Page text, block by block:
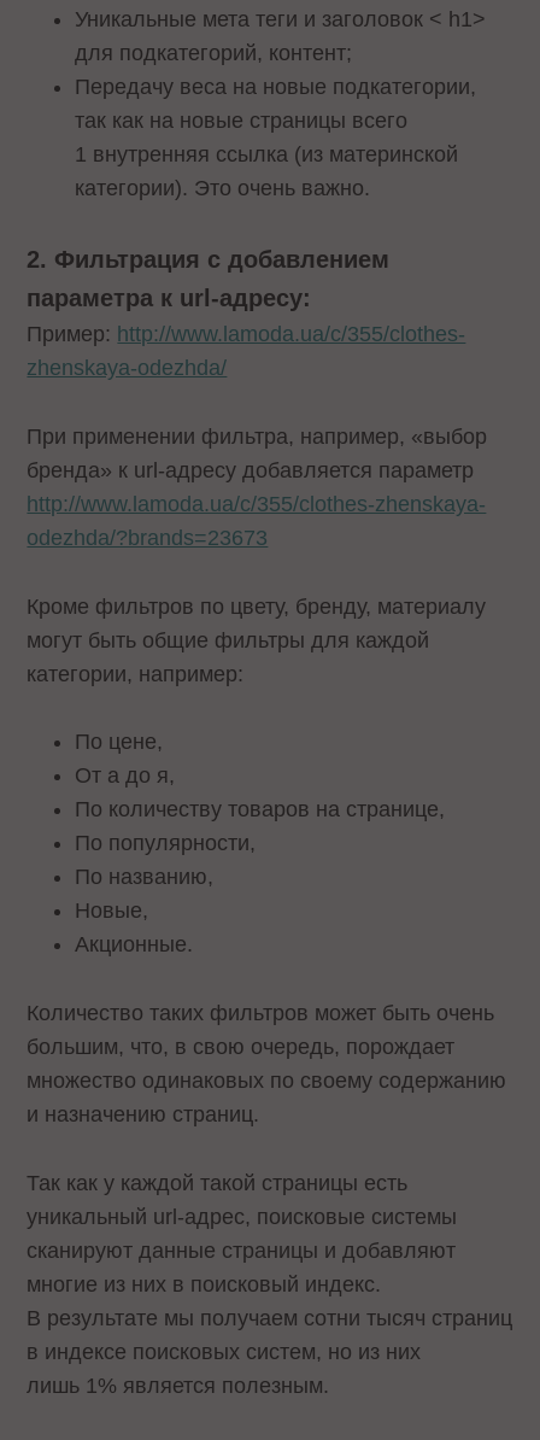
Уникальные мета теги и заголовок < h1>
для подкатегорий, контент;
Передачу веса на новые подкатегории,
так как на новые страницы всего
1 внутренняя ссылка (из материнской
категории). Это очень важно.
2. Фильтрация с добавлением
параметра к url-адресу:
Пример: http://www.lamoda.ua/c/355/clothes-
zhenskaya-odezhda/
При применении фильтра, например, «выбор
бренда» к url-адресу добавляется параметр
http://www.lamoda.ua/c/355/clothes-zhenskaya-
odezhda/?brands=23673
Кроме фильтров по цвету, бренду, материалу
могут быть общие фильтры для каждой
категории, например:
По цене,
От а до я,
По количеству товаров на странице,
По популярности,
По названию,
Новые,
Акционные.
Количество таких фильтров может быть очень
большим, что, в свою очередь, порождает
множество одинаковых по своему содержанию
и назначению страниц.
Так как у каждой такой страницы есть
уникальный url-адрес, поисковые системы
сканируют данные страницы и добавляют
многие из них в поисковый индекс.
В результате мы получаем сотни тысяч страниц
в индексе поисковых систем, но из них
лишь 1% является полезным.